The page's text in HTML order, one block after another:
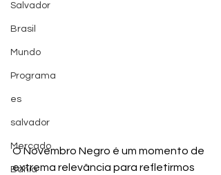
Salvador
Brasil
Mundo
Programa
es
salvador
Mercado
Bahia
O Novembro Negro é um momento de
extrema relevância para refletirmos